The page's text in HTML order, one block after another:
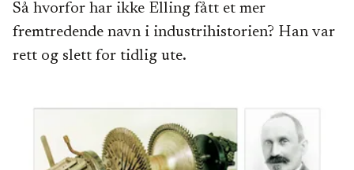
Så hvorfor har ikke Elling fått et mer
fremtredende navn i industrihistorien? Han var
rett og slett for tidlig ute.